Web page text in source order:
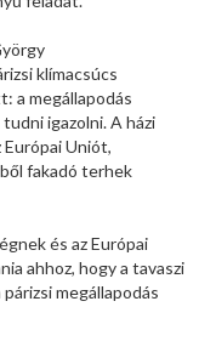
klímacsúcs
a megállapodás
igazolni. A házi
Uniót,
fakadó terhek
és az Európai
ahhoz, hogy a tavaszi
megállapodás